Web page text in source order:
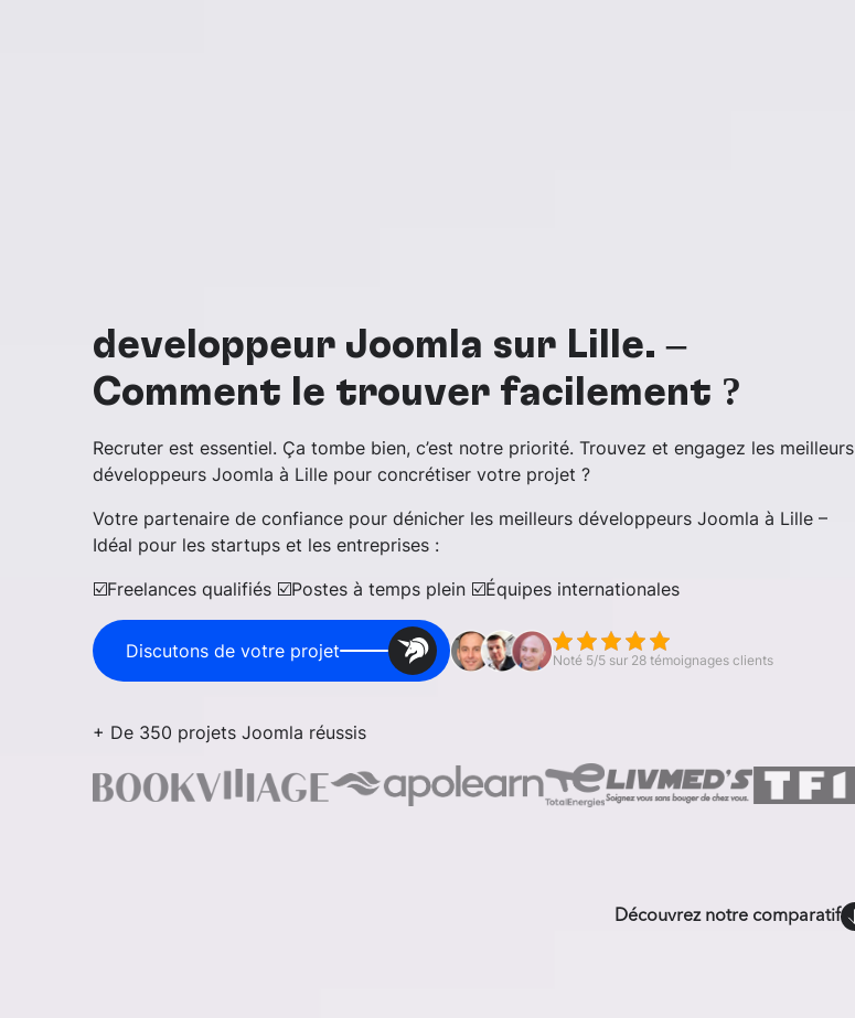
développeur Joomla sur Lille. –
Comment le trouver facilement ?
Recruter est essentiel. Ça tombe bien, c’est notre priorité. Trouvez et engagez les meilleurs
développeurs Joomla à Lille pour concrétiser votre projet ?
Votre partenaire de confiance pour dénicher les meilleurs développeurs Joomla à Lille –
Idéal pour les startups et les entreprises :
☑️Freelances qualifiés ☑️Postes à temps plein ☑️Équipes internationales
Discutons de votre projet Noté 5/5 sur 28 témoignages clients
+ De 350 projets Joomla réussis
Découvrez notre comparatif